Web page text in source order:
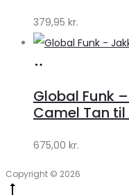
379,95 kr.
Lykke
Lykke
Global Funk
Camel Tan
675,00 kr.
Copyright © 2026